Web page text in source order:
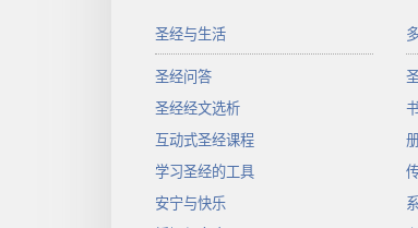
圣经与生活
圣经问答
圣经经文选析
互动式圣经课程
学习圣经的工具
安宁与快乐